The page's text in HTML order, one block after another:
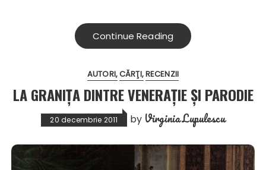
Continue Reading
AUTORI CĂRŢI RECENZII
LA GRANIŢA DINTRE VENERAŢIE ŞI PARODIE
20 decembrie 2011 by Virginia Lupulescu